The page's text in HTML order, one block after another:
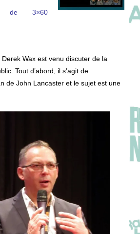
de 3×60
Wax est venu discuter de la
Tout d’abord, il s’agit de
de John Lancaster et le sujet est une